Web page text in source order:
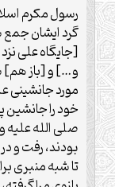
رسول مکرم
گرد ایشان جمع
[جایگاه علی
و…] و [باز هم]
مورد جانشینی
خود را جانشین
صلی الله
بودند، رفت و
تا شبه منبری